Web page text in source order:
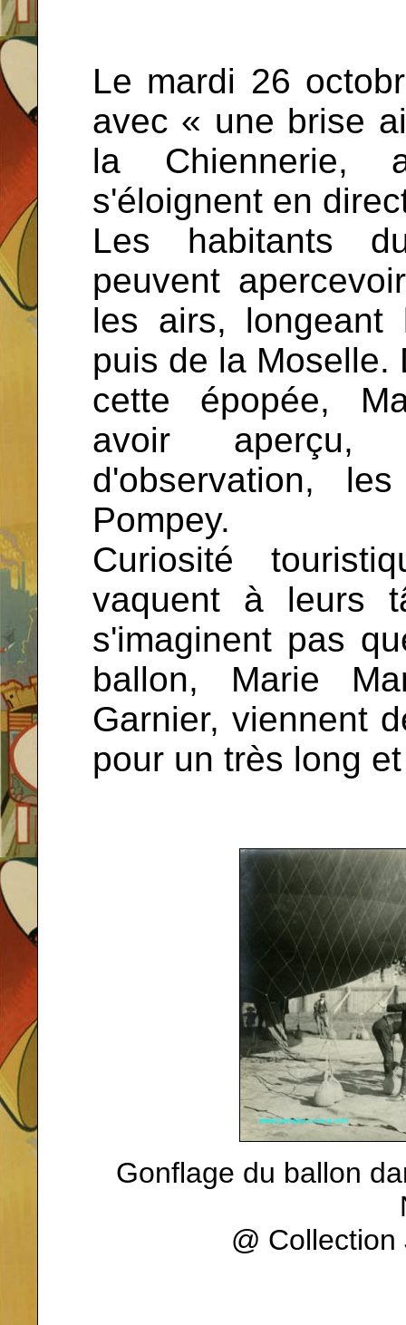
Le mardi 26
avec « une brise
la Chiennerie,
s'éloignent en
Les habitants
peuvent
les airs,
puis de la Moselle.
cette épopée,
avoir aperçu,
d'observation,
Pompey.
Curiosité
vaquent à leurs
s'imaginent pas
ballon, Marie
Garnier, viennent
pour un très long
Gonflage du ballon
@